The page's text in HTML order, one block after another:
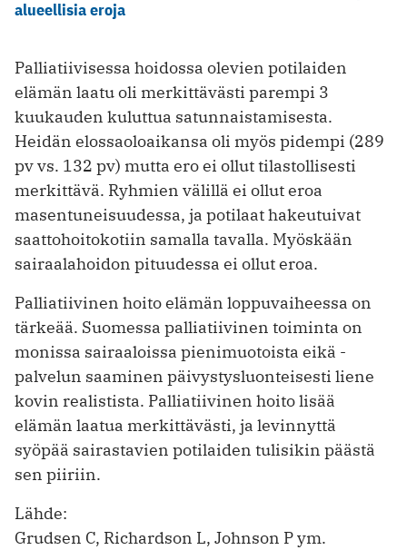
alueellisia eroja
Palliatiivisessa hoidossa olevien potilaiden
elämän laatu oli merkittävästi parempi 3
kuukauden kuluttua satunnaistamisesta.
Heidän elossaoloaikansa oli myös pidempi (289
pv vs. 132 pv) mutta ero ei ollut tilastollisesti
merkittävä. Ryhmien välillä ei ollut eroa
masentuneisuudessa, ja potilaat hakeutuivat
saattohoitokotiin samalla tavalla. ­Myöskään
sairaalahoidon pituudessa ei ollut eroa.
Palliatiivinen hoito elämän loppu­vaiheessa on
tärkeää. Suomessa ­palliatiivinen toiminta on
monissa ­sairaaloissa pienimuotoista eikä ­
palvelun saaminen päivystysluonteisesti liene
kovin realistista. Palliatiivinen hoito lisää
elämän laatua merkittävästi, ja levinnyttä
syöpää sairastavien potilaiden tulisikin päästä
sen piiriin.
Lähde:
Grudsen C, Richardson L, Johnson P ym.